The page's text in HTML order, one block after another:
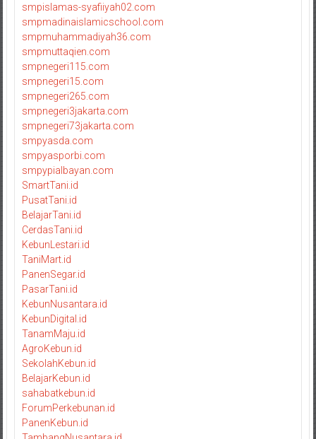
smpislamas-syafiiyah02.com
smpmadinaislamicschool.com
smpmuhammadiyah36.com
smpmuttaqien.com
smpnegeri115.com
smpnegeri15.com
smpnegeri265.com
smpnegeri3jakarta.com
smpnegeri73jakarta.com
smpyasda.com
smpyasporbi.com
smpypialbayan.com
SmartTani.id
PusatTani.id
BelajarTani.id
CerdasTani.id
KebunLestari.id
TaniMart.id
PanenSegar.id
PasarTani.id
KebunNusantara.id
KebunDigital.id
TanamMaju.id
AgroKebun.id
SekolahKebun.id
BelajarKebun.id
sahabatkebun.id
ForumPerkebunan.id
PanenKebun.id